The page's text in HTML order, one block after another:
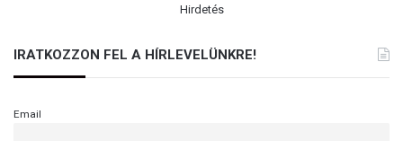
Hirdetés
IRATKOZZON FEL A HÍRLEVELÜNKRE!
Email